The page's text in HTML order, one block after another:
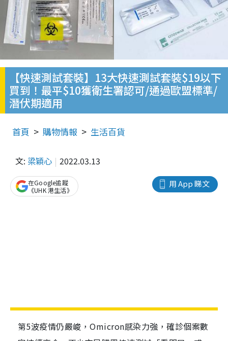
【快速測試套裝】13大快速測試套裝$19以下
買到！最平$10獲衛生署認可/通過歐盟標準/
潛伏期適用
首頁 購物情報 生活百貨
文: 梁穎心 2022.03.13
用 App 睇文
在Google追蹤
《UHK 港生活》
第5波疫情仍嚴峻，Omicron感染力強，確診個案數